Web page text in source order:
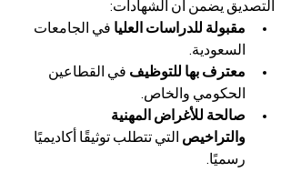
التصديق يضمن أن الشهادات:
مقبولة للدراسات العليا في الجامعات
السعودية.
معترف بها للتوظيف في القطاعين
الحكومي والخاص.
صالحة للأغراض المهنية
والتراخيص التي تتطلب توثيقًا أكاديميًا
رسميًا.